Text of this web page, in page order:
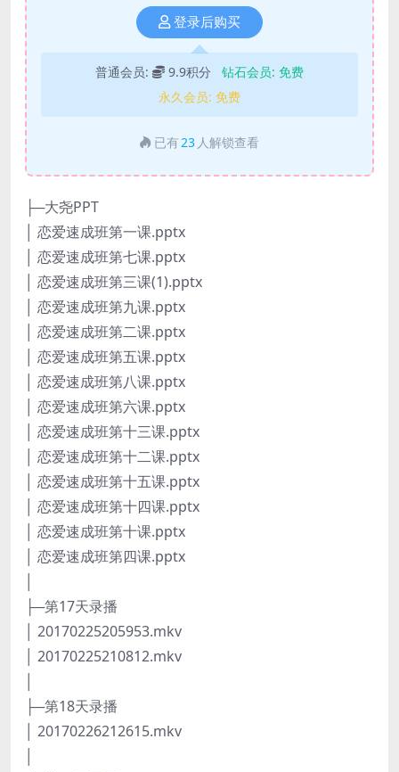
登录后购买
普通会员: 9.9积分 钻石会员: 免费
永久会员: 免费
已有 23 人解锁查看
├─大尧PPT
│ 恋爱速成班第一课.pptx
│ 恋爱速成班第七课.pptx
│ 恋爱速成班第三课(1).pptx
│ 恋爱速成班第九课.pptx
│ 恋爱速成班第二课.pptx
│ 恋爱速成班第五课.pptx
│ 恋爱速成班第八课.pptx
│ 恋爱速成班第六课.pptx
│ 恋爱速成班第十三课.pptx
│ 恋爱速成班第十二课.pptx
│ 恋爱速成班第十五课.pptx
│ 恋爱速成班第十四课.pptx
│ 恋爱速成班第十课.pptx
│ 恋爱速成班第四课.pptx
├─第17天录播
│ 20170225205953.mkv
│ 20170225210812.mkv
├─第18天录播
│ 20170226212615.mkv